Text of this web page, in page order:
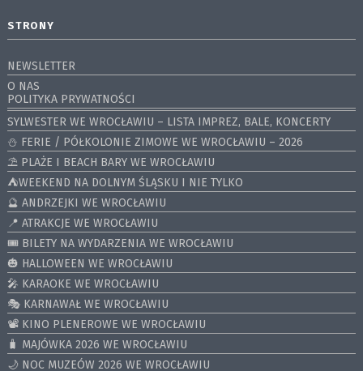
STRONY
NEWSLETTER
O NAS
POLITYKA PRYWATNOŚCI
SYLWESTER WE WROCŁAWIU – LISTA IMPREZ, BALE, KONCERTY
⛄️ FERIE / PÓŁKOLONIE ZIMOWE WE WROCŁAWIU – 2026
⛱️ PLAŻE I BEACH BARY WE WROCŁAWIU
⛺️WEEKEND NA DOLNYM ŚLĄSKU I NIE TYLKO
🔮 ANDRZEJKI WE WROCŁAWIU
📍 ATRAKCJE WE WROCŁAWIU
🎟️ BILETY NA WYDARZENIA WE WROCŁAWIU
🎃 HALLOWEEN WE WROCŁAWIU
🎤 KARAOKE WE WROCŁAWIU
🎭 KARNAWAŁ WE WROCŁAWIU
📽️ KINO PLENEROWE WE WROCŁAWIU
🧳 MAJÓWKA 2026 WE WROCŁAWIU
🌙 NOC MUZEÓW 2026 WE WROCŁAWIU